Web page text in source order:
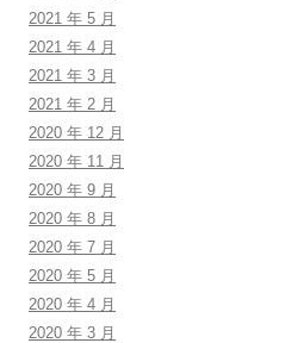
2021 年 5 月
2021 年 4 月
2021 年 3 月
2021 年 2 月
2020 年 12 月
2020 年 11 月
2020 年 9 月
2020 年 8 月
2020 年 7 月
2020 年 5 月
2020 年 4 月
2020 年 3 月